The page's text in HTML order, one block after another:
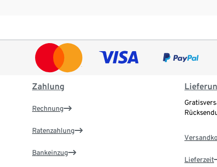
Zahlung
Rechnung
Ratenzahlung
Bankeinzug
Lieferzeit